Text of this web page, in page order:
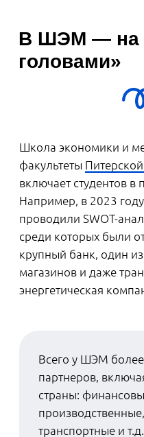
Разумеется, абитуриентам
этапе поступления точно
какую карьеру они в итоге
бизнес-аналитика или
аналитика или логиста.
«Аналитика в экономике»
кому по душе математика,
информатика» — для тех, кого
привлекает стык между
бизнесом, а «Управление